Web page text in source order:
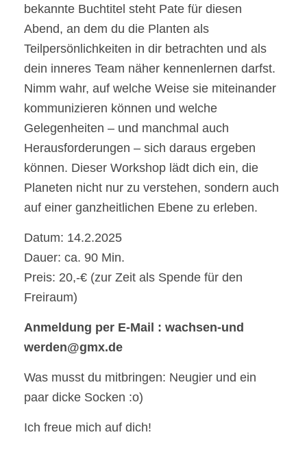
bekannte Buchtitel steht Pate für diesen
Abend, an dem du die Planten als
Teilpersönlichkeiten in dir betrachten und als
dein inneres Team näher kennenlernen darfst.
Nimm wahr, auf welche Weise sie miteinander
kommunizieren können und welche
Gelegenheiten – und manchmal auch
Herausforderungen – sich daraus ergeben
können. Dieser Workshop lädt dich ein, die
Planeten nicht nur zu verstehen, sondern auch
auf einer ganzheitlichen Ebene zu erleben.
Datum: 14.2.2025
Dauer: ca. 90 Min.
Preis: 20,-€ (zur Zeit als Spende für den
Freiraum)
Anmeldung per E-Mail : wachsen-und
werden@gmx.de
Was musst du mitbringen: Neugier und ein
paar dicke Socken :o)
Ich freue mich auf dich!